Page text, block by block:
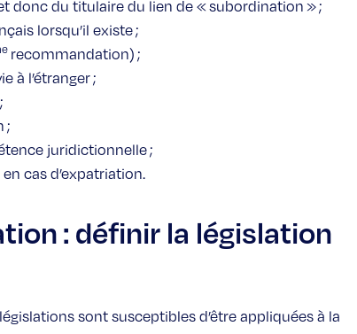
donc du titulaire du lien de « subordination » ;
lorsqu’il existe ;
recommandation) ;
à l’étranger ;
;
juridictionnelle ;
cas d’expatriation.
: définir la législation
sont susceptibles d’être appliquées à la